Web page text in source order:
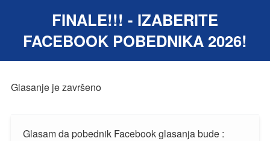
FINALE!!! - IZABERITE
FACEBOOK POBEDNIKA 2026!
Glasanje je završeno
Glasam da pobednik Facebook glasanja bude :